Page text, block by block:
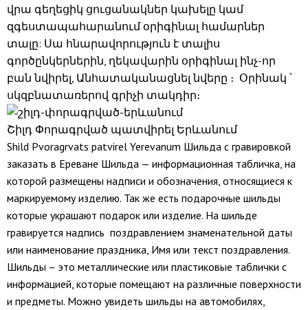
վրա գեղեցիկ ցուցանակներ կախելը կամ
զգեստապահարանում օրիգինալ համարներ
տալը: Սա հնարավորություն է տալիս
գործընկերներին, ղեկավարին օրիգինալ ինչ-որ
բան նվիրել, Անհատականացնել նվերը ։ Օրինակ ՝
սկզբնատառերով գրիչի տակդիր։
Շիլդ Փորագրված պատվիրել Երևանում
Shild Pvoragrvats patvirel Yerevanum Шильда с гравировкой
заказать в Ереване Шильда — информационная табличка, на
которой размещены надписи и обозначения, относящиеся к
маркируемому изделию. Так же есть подарочные шильды
которые украшают подарок или изделие. На шильде
гравируется надпись поздравлением знаменательной даты
или наименование праздника, Имя или текст поздравления.
Шильды – это металлические или пластиковые таблички с
информацией, которые помещают на различные поверхности
и предметы. Можно увидеть шильды на автомобилях,